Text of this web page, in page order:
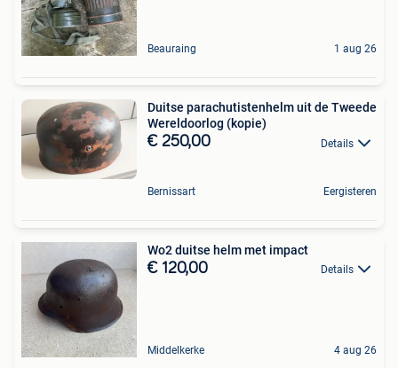
Beauraing 1 aug 26
Duitse parachutistenhelm uit de Tweede
Wereldoorlog (kopie)
€ 250,00 Details
Bernissart Eergisteren
Wo2 duitse helm met impact
€ 120,00 Details
Middelkerke 4 aug 26